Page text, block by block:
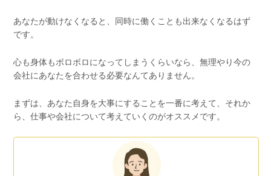
あなたが動けなくなると、同時に働くことも出来なくなるはず
です。
心も身体もボロボロになってしまうくらいなら、無理やり今の
会社にあなたを合わせる必要なんてありません。
まずは、あなた自身を大事にすることを一番に考えて、それか
ら、仕事や会社について考えていくのがオススメです。